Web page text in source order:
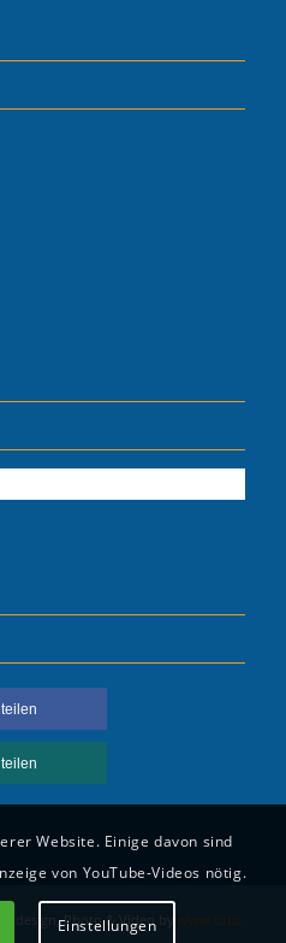
teilen
teilen
Photo & Video by www.otto-
Website. Einige davon sind
von YouTube-Videos nötig.
Einstellungen